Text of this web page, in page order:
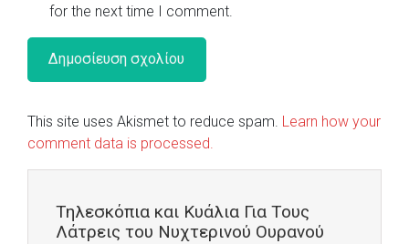
for the next time I comment.
This site uses Akismet to reduce spam. Learn how your
comment data is processed.
Τηλεσκόπια και Κυάλια Για Τους
Λάτρεις του Νυχτερινού Ουρανού